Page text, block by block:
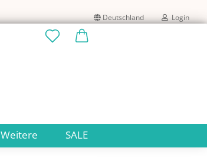
Deutschland Login
SALE
Weitere